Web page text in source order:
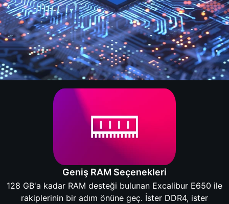
Geniş RAM Seçenekleri
128 GB'a kadar RAM desteği bulunan Excalibur E650 ile
rakiplerinin bir adım önüne geç. İster DDR4, ister